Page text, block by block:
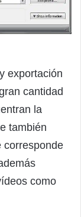
exportación
cantidad
la
también
corresponde
como